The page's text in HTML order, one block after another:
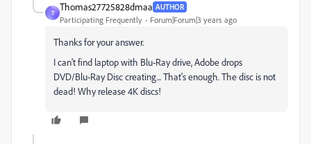
T
Thomas27725828dmaa AUTHOR
Participating Frequently Forum|Forum|3 years ago
Thanks for your answer.
I can't find laptop with Blu-Ray drive, Adobe drops
DVD/Blu-Ray Disc creating...That's enough.The disc is not
dead! Why release 4K discs!